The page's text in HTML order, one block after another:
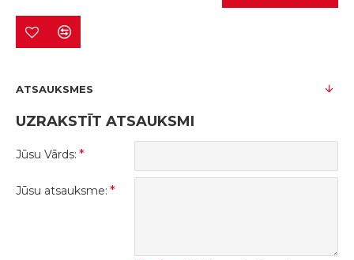
ATSAUKSMES
UZRAKSTĪT ATSAUKSMI
Jūsu Vārds:
Jūsu atsauksme: